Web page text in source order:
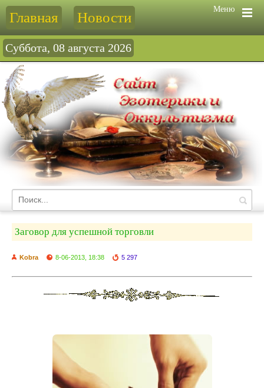
Меню
Главная Новости
Суббота, 08 августа 2026
Заговор для успешной торговли
Kobra 8-06-2013, 18:38 5 297